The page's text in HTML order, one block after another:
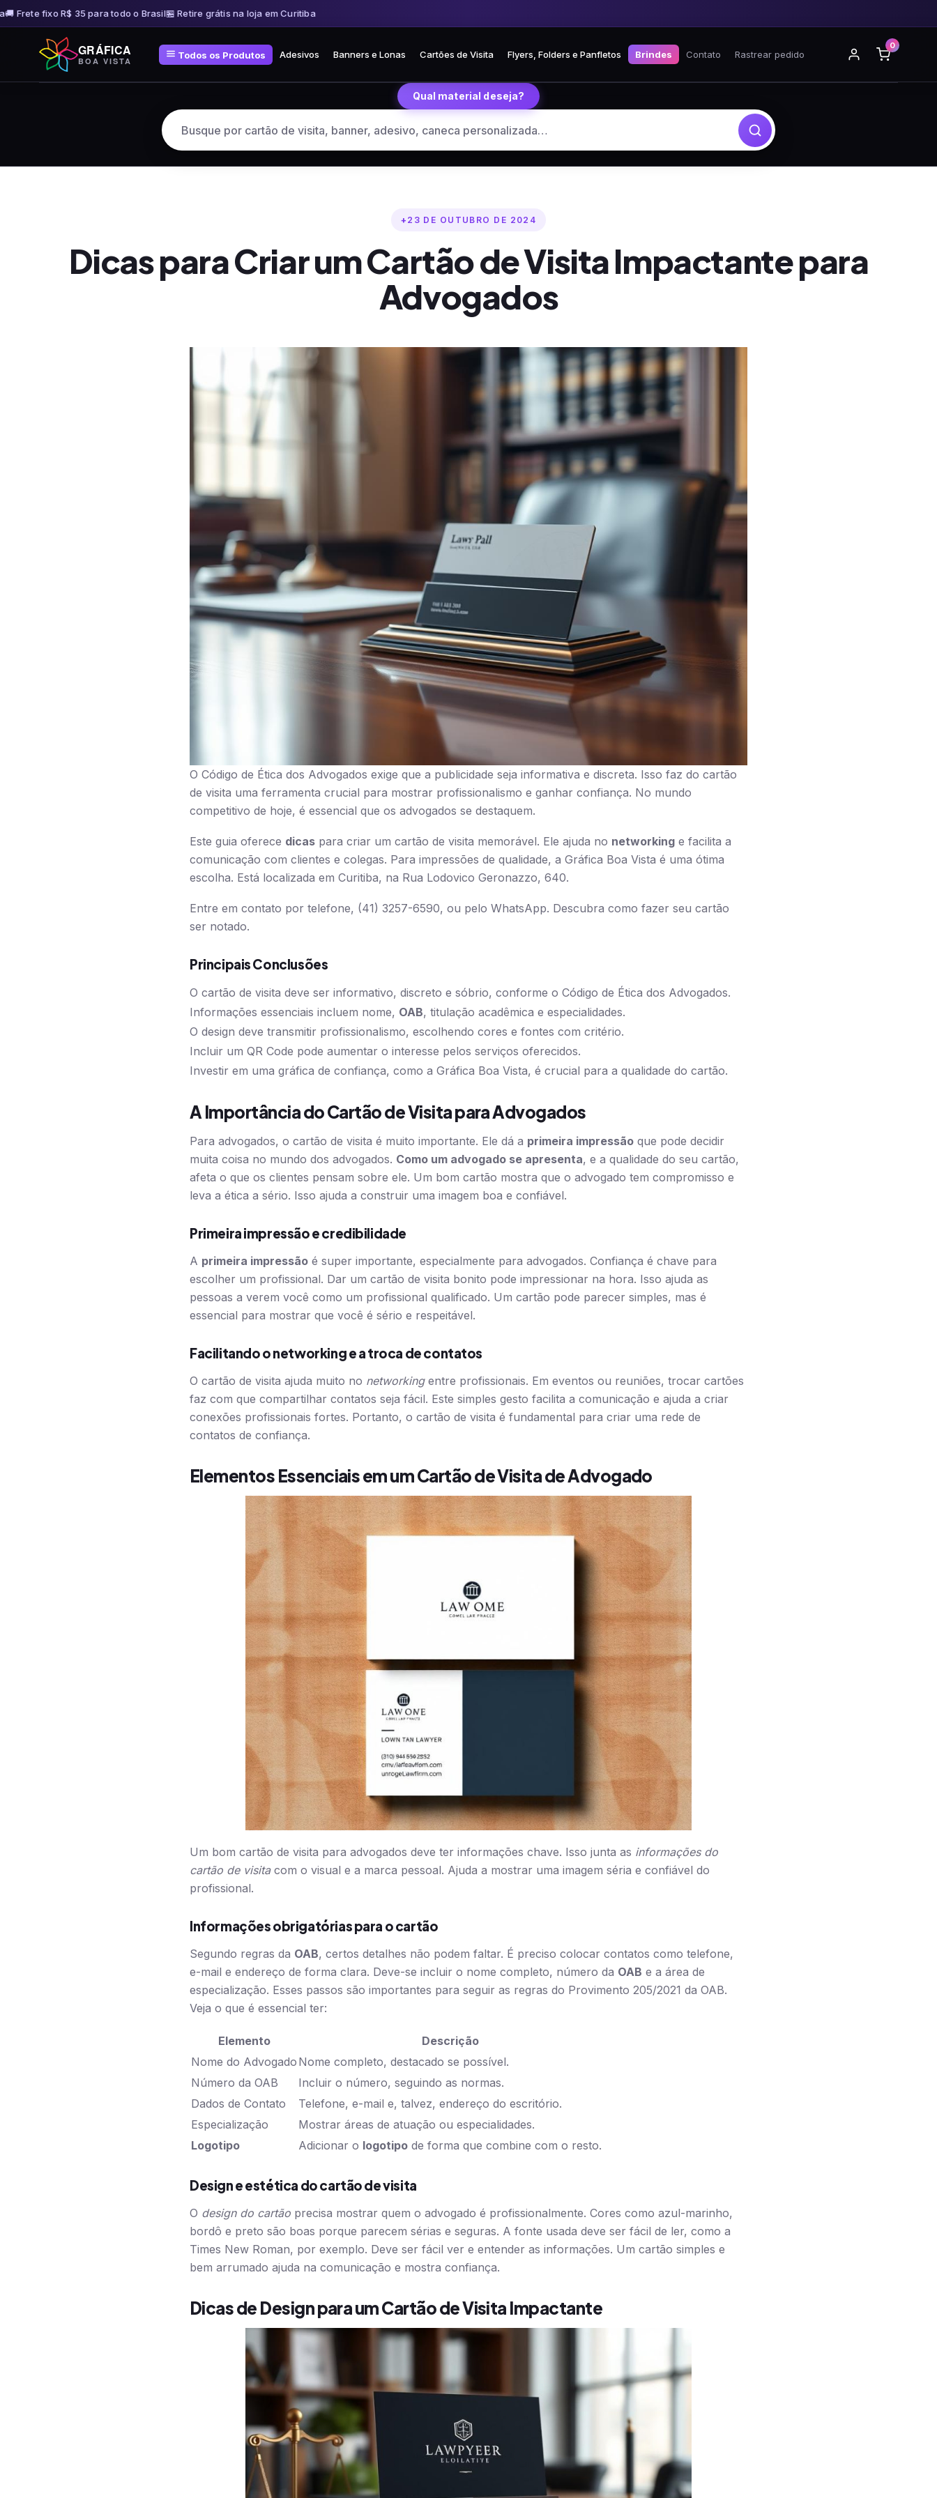
Frete fixo R$ 35 para todo o Brasil🏪 Retire grátis na loja em Curitiba🚚 Frete fixo R$ 35 para todo o Brasil
conteúdo
GRÁFICA
BOA VISTA
Todos os Produtos Adesivos Banners e Lonas Cartões de Visita Flyers, Folders e Panfletos Brindes Contato Rastrear pedido
0
Qual material deseja?
23 DE OUTUBRO DE 2024
Dicas para Criar um Cartão de Visita Impactante para
Advogados
O Código de Ética dos Advogados exige que a publicidade seja informativa e discreta. Isso faz do cartão
de visita uma ferramenta crucial para mostrar profissionalismo e ganhar confiança. No mundo
competitivo de hoje, é essencial que os advogados se destaquem.
Este guia oferece dicas para criar um cartão de visita memorável. Ele ajuda no networking e facilita a
comunicação com clientes e colegas. Para impressões de qualidade, a Gráfica Boa Vista é uma ótima
escolha. Está localizada em Curitiba, na Rua Lodovico Geronazzo, 640.
Entre em contato por telefone, (41) 3257-6590, ou pelo WhatsApp. Descubra como fazer seu cartão
ser notado.
Principais Conclusões
O cartão de visita deve ser informativo, discreto e sóbrio, conforme o Código de Ética dos Advogados.
Informações essenciais incluem nome, OAB, titulação acadêmica e especialidades.
O design deve transmitir profissionalismo, escolhendo cores e fontes com critério.
Incluir um QR Code pode aumentar o interesse pelos serviços oferecidos.
Investir em uma gráfica de confiança, como a Gráfica Boa Vista, é crucial para a qualidade do cartão.
A Importância do Cartão de Visita para Advogados
Para advogados, o cartão de visita é muito importante. Ele dá a primeira impressão que pode decidir
muita coisa no mundo dos advogados. Como um advogado se apresenta, e a qualidade do seu cartão,
afeta o que os clientes pensam sobre ele. Um bom cartão mostra que o advogado tem compromisso e
leva a ética a sério. Isso ajuda a construir uma imagem boa e confiável.
Primeira impressão e credibilidade
A primeira impressão é super importante, especialmente para advogados. Confiança é chave para
escolher um profissional. Dar um cartão de visita bonito pode impressionar na hora. Isso ajuda as
pessoas a verem você como um profissional qualificado. Um cartão pode parecer simples, mas é
essencial para mostrar que você é sério e respeitável.
Facilitando o networking e a troca de contatos
O cartão de visita ajuda muito no networkingentre profissionais. Em eventos ou reuniões, trocar cartões
faz com que compartilhar contatos seja fácil. Este simples gesto facilita a comunicação e ajuda a criar
conexões profissionais fortes. Portanto, o cartão de visita é fundamental para criar uma rede de
contatos de confiança.
Elementos Essenciais em um Cartão de Visita de Advogado
Um bom cartão de visita para advogados deve ter informações chave. Isso junta as informações do
cartão de visitacom o visual e a marca pessoal. Ajuda a mostrar uma imagem séria e confiável do
profissional.
Informações obrigatórias para o cartão
Segundo regras da OAB, certos detalhes não podem faltar. É preciso colocar contatos como telefone,
e-mail e endereço de forma clara. Deve-se incluir o nome completo, número da OAB e a área de
especialização. Esses passos são importantes para seguir as regras do Provimento 205/2021 da OAB.
Veja o que é essencial ter:
Elemento
Descrição
Nome do Advogado Nome completo, destacado se possível.
Número da OAB
Incluir o número, seguindo as normas.
Dados de Contato
Telefone, e-mail e, talvez, endereço do escritório.
Especialização
Mostrar áreas de atuação ou especialidades.
Logotipo
Adicionar o logotipo de forma que combine com o resto.
Design e estética do cartão de visita
O design do cartão precisa mostrar quem o advogado é profissionalmente. Cores como azul-marinho,
bordô e preto são boas porque parecem sérias e seguras. A fonte usada deve ser fácil de ler, como a
Times New Roman, por exemplo. Deve ser fácil ver e entender as informações. Um cartão simples e
bem arrumado ajuda na comunicação e mostra confiança.
Dicas de Design para um Cartão de Visita Impactante